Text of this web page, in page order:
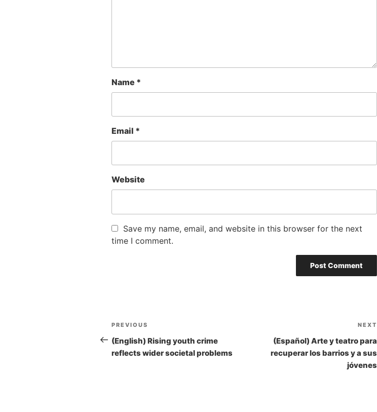
Name *
Email *
Website
Save my name, email, and website in this browser for the next
time I comment.
Post
navigation
Previous
Post
PREVIOUS
(English) Rising youth crime
reflects wider societal problems
NEXT
(Español) Arte y teatro para
recuperar los barrios y a sus
jóvenes